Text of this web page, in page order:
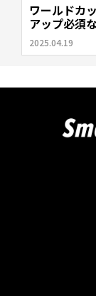
ワールドカ
アップ必須
2025.04.19